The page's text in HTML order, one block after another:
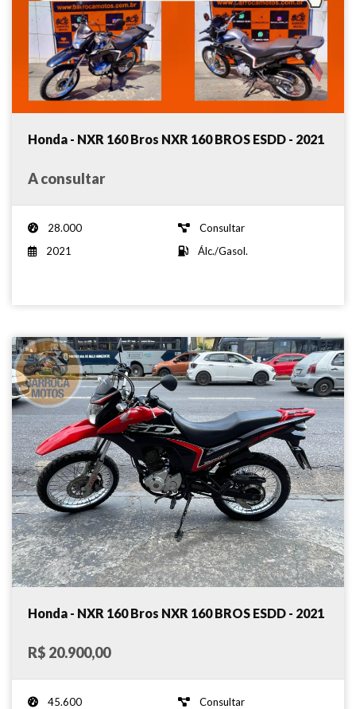
Honda - NXR 160 Bros NXR 160 BROS ESDD - 2021
A consultar
28.000
Consultar
2021
Álc./Gasol.
Honda - NXR 160 Bros NXR 160 BROS ESDD - 2021
R$ 20.900,00
45.600
Consultar